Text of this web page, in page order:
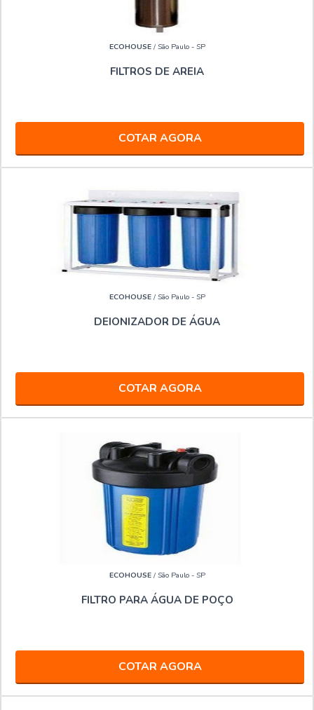
ECOHOUSE/ São Paulo - SP
FILTROS DE AREIA
COTAR AGORA
ECOHOUSE/ São Paulo - SP
DEIONIZADOR DE ÁGUA
COTAR AGORA
ECOHOUSE/ São Paulo - SP
FILTRO PARA ÁGUA DE POÇO
COTAR AGORA